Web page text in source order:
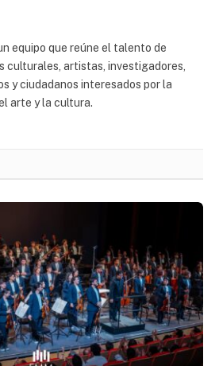
equipo que reúne el talento de
culturales, artistas, investigadores,
y ciudadanos interesados por la
arte y la cultura.